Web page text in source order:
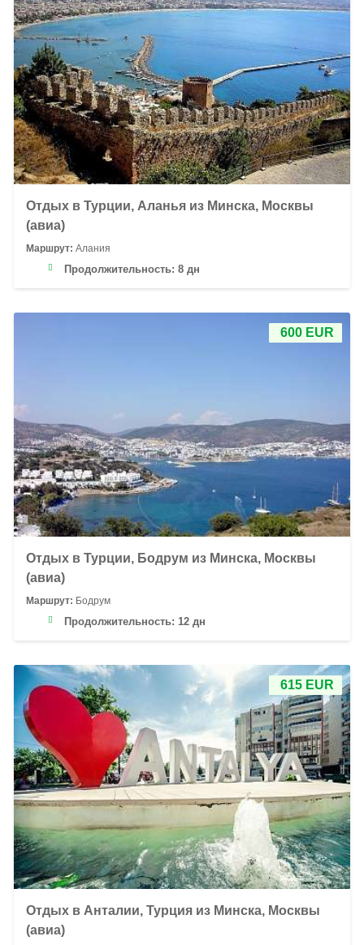
Отдых в Турции, Аланья из Минска, Москвы
(авиа)
Маршрут: Алания
Продолжительность: 8 дн
600 EUR
Отдых в Турции, Бодрум из Минска, Москвы
(авиа)
Маршрут: Бодрум
Продолжительность: 12 дн
615 EUR
Отдых в Анталии, Турция из Минска, Москвы
(авиа)